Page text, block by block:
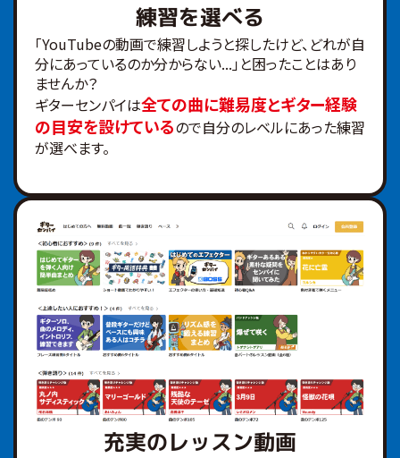
練習を選べる
「YouTubeの動画で練習しようと探したけど、どれが自
分にあっているのか分からない...」と困ったことはあり
ませんか？
ギターセンパイは全ての曲に難易度とギター経験
の目安を設けているので自分のレベルにあった練習
が選べます。
充実のレッスン動画